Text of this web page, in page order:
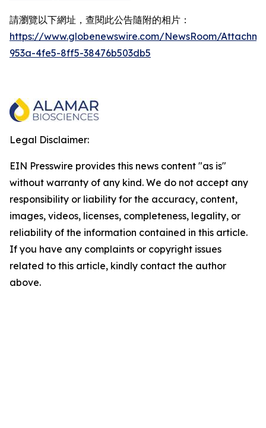
請瀏覽以下網址，查閱此公告隨附的相片：
https://www.globenewswire.com/NewsRoom/
953a-4fe5-8ff5-38476b503db5
Legal Disclaimer:
EIN Presswire provides this news content "as is"
without warranty of any kind. We do not accept any
responsibility or liability for the accuracy, content,
images, videos, licenses, completeness, legality, or
reliability of the information contained in this article.
If you have any complaints or copyright issues
related to this article, kindly contact the author
above.